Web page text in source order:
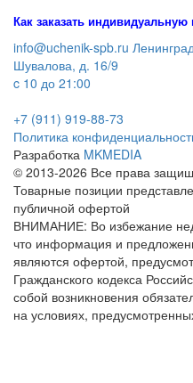
Как заказать
info@uchenik-spb.ru
Шувалова, д. 16/9
c 10 до 21:00
+7 (911) 919-88-73
Политика
Разработка MKMEDIA
© 2013-2026 Все права
Товарные позиции
публичной офертой
ВНИМАНИЕ: Во избежание
что информация и
являются офертой,
Гражданского кодекса
собой возникновения
на условиях,